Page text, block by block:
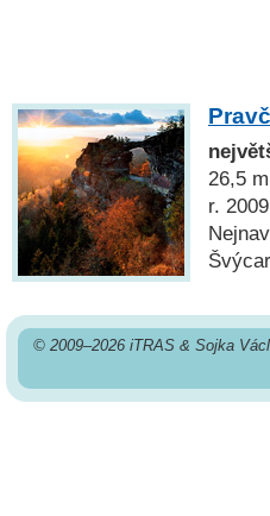
26,5
r.
© 2009–2026 iTRAS & Sojka